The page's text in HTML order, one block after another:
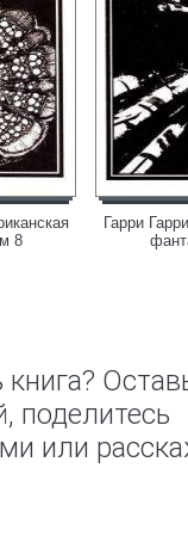
8
Гарри
поделитесь
или